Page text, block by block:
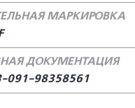
МАРКИРОВКА
ДОКУМЕНТАЦИЯ
091-98358561